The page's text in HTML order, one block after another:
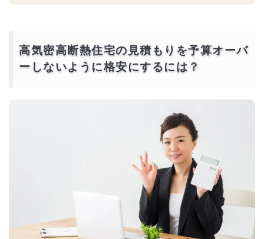
高気密高断熱住宅の見積もりを予算オーバ
ーしないように格安にするには？